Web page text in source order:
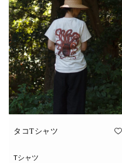
タコTシャツ
Tシャツ